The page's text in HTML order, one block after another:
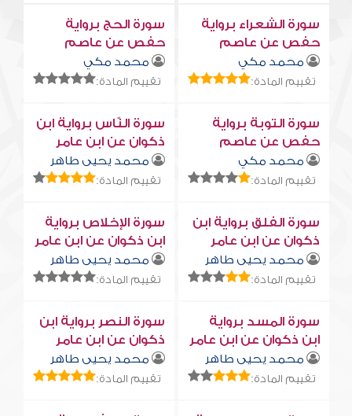
سورة الشعراء برواية
حفص عن عاصم
محمد مكي
تقييم المادة:
سورة الحج برواية
حفص عن عاصم
محمد مكي
تقييم المادة:
سورة التوبة برواية
حفص عن عاصم
محمد مكي
تقييم المادة:
سورة النّاس برواية ابن
ذكوان عن ابن عامر
محمد يحيى طاهر
تقييم المادة:
سورة الفلق برواية ابن
ذكوان عن ابن عامر
محمد يحيى طاهر
تقييم المادة:
سورة الإخلاص برواية
ابن ذكوان عن ابن عامر
محمد يحيى طاهر
تقييم المادة:
سورة المسد برواية
ابن ذكوان عن ابن عامر
محمد يحيى طاهر
تقييم المادة:
سورة النصر برواية ابن
ذكوان عن ابن عامر
محمد يحيى طاهر
تقييم المادة: